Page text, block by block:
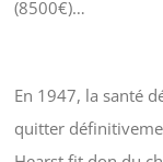
(8500€)…
En 1947, la santé
quitter